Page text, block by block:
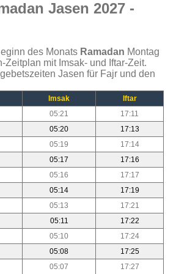
Jasen 2027 -
des Monats Ramadan Montag
Zeitplan mit Imsak- und Iftar-Zeit.
Jasen für Fajr und den
Imsak
Iftar
05:21
17:11
05:20
17:13
05:19
17:14
05:17
17:16
05:16
17:17
05:14
17:19
05:13
17:21
05:11
17:22
05:10
17:24
05:08
17:25
05:07 17:27